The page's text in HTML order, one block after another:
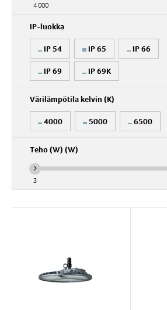
4 000
IP-luokka
IP 54 IP 65 IP 66
IP 69 IP 69K
Värilämpötila kelvin (K)
4000 5000 6500
Teho (W) (W)
3